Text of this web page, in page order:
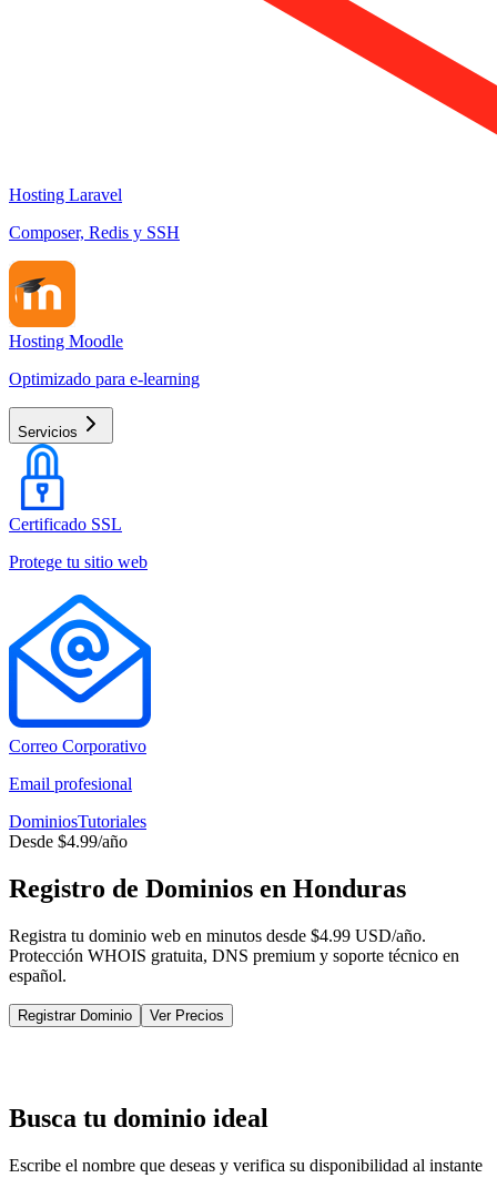
Hosting Laravel
Composer, Redis y SSH
Hosting Moodle
Optimizado para e-learning
Servicios
Certificado SSL
Protege tu sitio web
Correo Corporativo
Email profesional
DominiosTutoriales
Desde $4.99/año
Registro de Dominios en Honduras
Registra tu dominio web en minutos desde $4.99 USD/año.
Protección WHOIS gratuita, DNS premium y soporte técnico en
español.
Registrar Dominio Ver Precios
Busca tu dominio ideal
Escribe el nombre que deseas y verifica su disponibilidad al instante